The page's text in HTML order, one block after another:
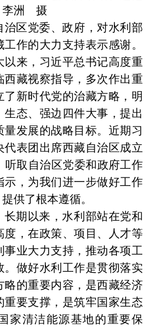
李洲 摄
治区党委、政府，对水利部
作的大力支持表示感谢。
以来，习近平总书记高度重
西藏视察指导，多次作出重
新时代党的治藏方略，明
态、强边四件大事，提出
量发展的战略目标。近期习
代表团出席西藏自治区成立
听取自治区党委和政府工作
示，为我们进一步做好工作
供了根本遵循。
长期以来，水利部站在党和
度，在政策、项目、人才等
事业大力支持，推动各项工
。做好水利工作是贯彻落实
略的重要内容，是西藏经济
重要支撑，是筑牢国家生态
家清洁能源基地的重要保